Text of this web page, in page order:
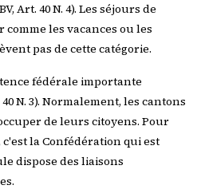
Art. 40 N. 4). Les séjours de
les vacances ou les
pas de cette catégorie.
fédérale importante
N. 3). Normalement, les cantons
de leurs citoyens. Pour
la Confédération qui est
dispose des liaisons